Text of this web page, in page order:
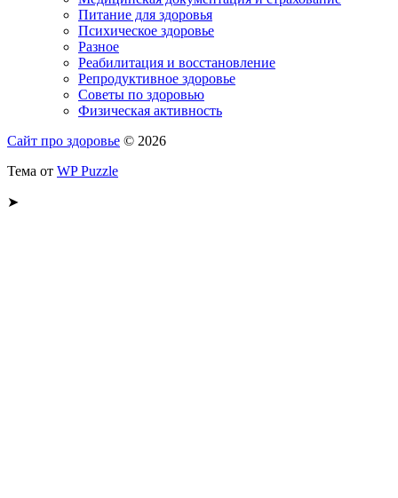
Питание для здоровья
Психическое здоровье
Разное
Реабилитация и восстановление
Репродуктивное здоровье
Советы по здоровью
Физическая активность
Сайт про здоровье © 2026
Тема от WP Puzzle
➤